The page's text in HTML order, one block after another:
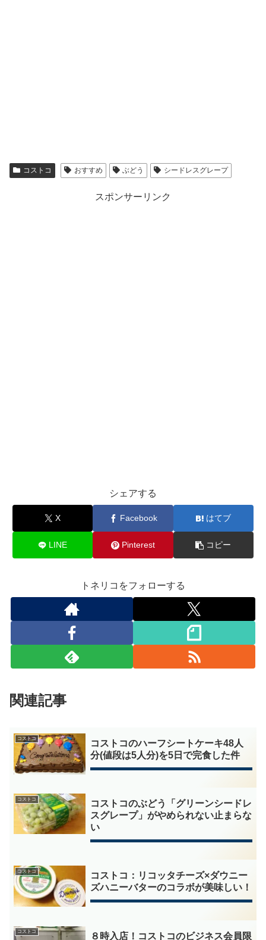
コストコ おすすめ ぶどう シードレスグレープ
スポンサーリンク
シェアする
X Facebook はてブ
LINE Pinterest コピー
トネリコをフォローする
関連記事
コストコ
コストコのハーフシートケーキ48人
分(値段は5人分)を5日で完食した件
コストコ
コストコのぶどう「グリーンシードレ
スグレープ」がやめられない止まらな
い
コストコ
コストコ：リコッタチーズ×ダウニー
ズハニーバターのコラボが美味しい！
コストコ
８時入店！コストコのビジネス会員限